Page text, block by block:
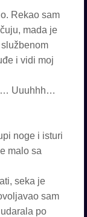
Rekao sam
mada je
i vidi moj
Uuuhhh…
noge i isturi
malo sa
seka je
sam
po